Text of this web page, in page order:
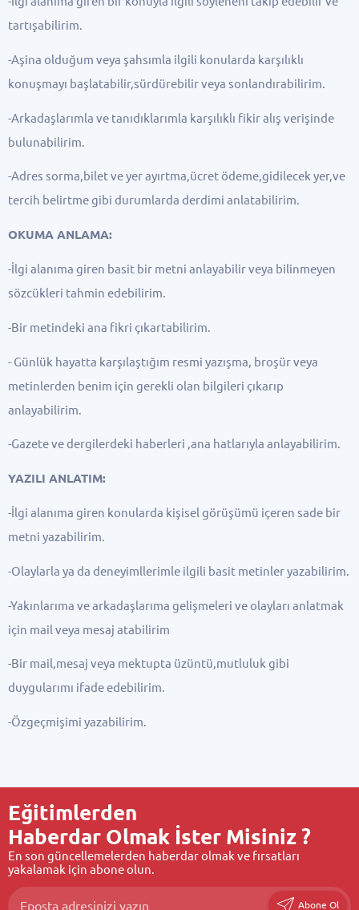
tartışabilirim.
-Aşina olduğum veya şahsımla ilgili konularda karşılıklı
konuşmayı başlatabilir,sürdürebilir veya sonlandırabilirim.
-Arkadaşlarımla ve tanıdıklarımla karşılıklı fikir alış verişinde
bulunabilirim.
-Adres sorma,bilet ve yer ayırtma,ücret ödeme,gidilecek yer,ve
tercih belirtme gibi durumlarda derdimi anlatabilirim.
OKUMA ANLAMA:
-İlgi alanıma giren basit bir metni anlayabilir veya bilinmeyen
sözcükleri tahmin edebilirim.
-Bir metindeki ana fikri çıkartabilirim.
- Günlük hayatta karşılaştığım resmi yazışma, broşür veya
metinlerden benim için gerekli olan bilgileri çıkarıp
anlayabilirim.
-Gazete ve dergilerdeki haberleri ,ana hatlarıyla anlayabilirim.
YAZILI ANLATIM:
-İlgi alanıma giren konularda kişisel görüşümü içeren sade bir
metni yazabilirim.
-Olaylarla ya da deneyimllerimle ilgili basit metinler yazabilirim.
-Yakınlarıma ve arkadaşlarıma gelişmeleri ve olayları anlatmak
için mail veya mesaj atabilirim
-Bir mail,mesaj veya mektupta üzüntü,mutluluk gibi
duygularımı ifade edebilirim.
-Özgeçmişimi yazabilirim.
Eğitimlerden
Haberdar Olmak İster Misiniz ?
En son güncellemelerden haberdar olmak ve fırsatları
yakalamak için abone olun.
Abone Ol